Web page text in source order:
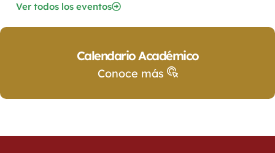
Ver todos los eventos
Calendario Académico
Conoce más